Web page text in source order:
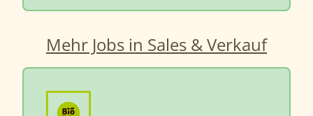
Mehr Jobs in Sales & Verkauf